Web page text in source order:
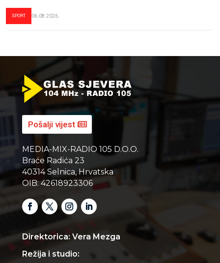
SPORT 06.08.2026.
Pošalji vijest
MEDIA-MIX-RADIO 105 D.O.O.
Braće Radića 23
40314 Selnica, Hrvatska
OIB: 42618923306
Direktorica: Vera Mezga
Režija i studio: